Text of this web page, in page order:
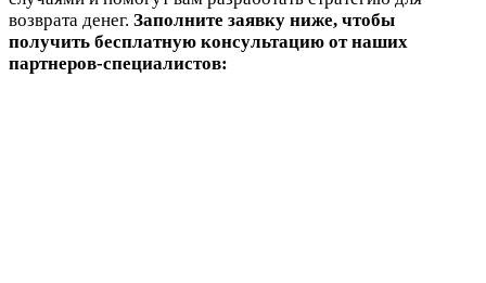
возврата денег. Заполните заявку ниже, чтобы
получить бесплатную консультацию от наших
партнеров-специалистов: